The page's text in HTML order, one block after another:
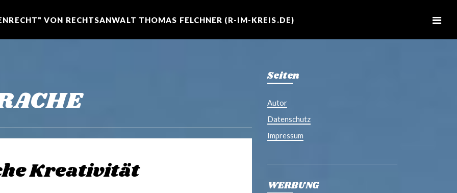
VON RECHTSANWALT THOMAS FELCHNER (R-IM-KREIS.DE)
Kreativität
Seiten
Autor
Datenschutz
Impressum
WERBUNG